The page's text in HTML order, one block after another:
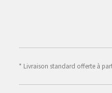
* Livraison standard offerte à